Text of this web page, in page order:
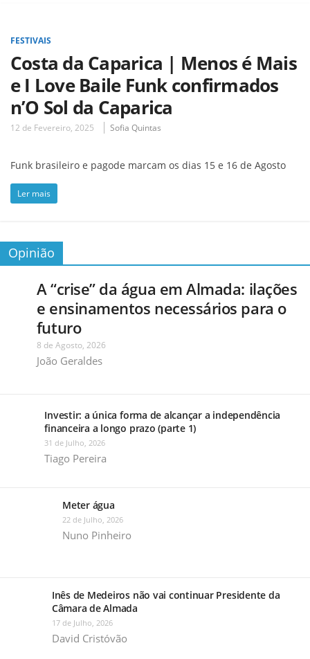
FESTIVAIS
Costa da Caparica | Menos é Mais
e I Love Baile Funk confirmados
n’O Sol da Caparica
12 de Fevereiro, 2025 Sofia Quintas
Funk brasileiro e pagode marcam os dias 15 e 16 de Agosto
Ler mais
Opinião
A “crise” da água em Almada: ilações
e ensinamentos necessários para o
futuro
8 de Agosto, 2026
João Geraldes
Investir: a única forma de alcançar a independência
financeira a longo prazo (parte 1)
31 de Julho, 2026
Tiago Pereira
Meter água
22 de Julho, 2026
Nuno Pinheiro
Inês de Medeiros não vai continuar Presidente da
Câmara de Almada
17 de Julho, 2026
David Cristóvão